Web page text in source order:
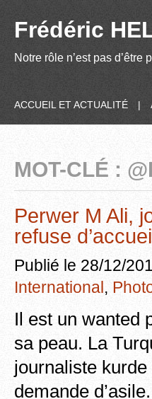
Frédéric
Notre rôle n’est pas
ACCUEIL ET ACTUALITÉ |
MOT-CLÉ :
Perwer M Ali,
refuse
Publié le 28/12/
International,
Il est un wanted
sa peau. La
journaliste
demande